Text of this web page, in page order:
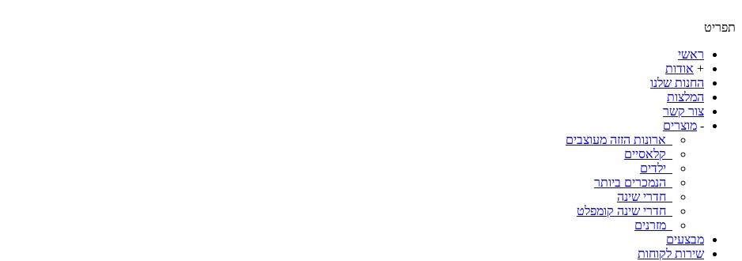
תפריט
ראשי
+ אודות
החנות שלנו
המלצות
צור קשר
- מוצרים
ארונות הזזה מעוצבים
קלאסיים
ילדים
הנמכרים ביותר
חדרי שינה
חדרי שינה קומפלט
מזרנים
מבצעים
שירות לקוחות